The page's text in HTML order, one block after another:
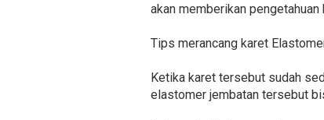
akan memberikan
Tips merancang karet
Ketika karet tersebut sudah
elastomer jembatan tersebut